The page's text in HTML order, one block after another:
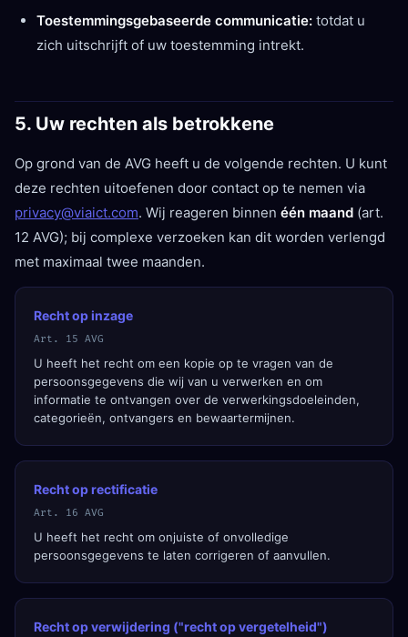
Toestemmingsgebaseerde communicatie: totdat u
zich uitschrijft of uw toestemming intrekt.
5. Uw rechten als betrokkene
Op grond van de AVG heeft u de volgende rechten. U kunt
deze rechten uitoefenen door contact op te nemen via
privacy@viaict.com. Wij reageren binnen één maand (art.
12 AVG); bij complexe verzoeken kan dit worden verlengd
met maximaal twee maanden.
Recht op inzage
Art. 15 AVG
U heeft het recht om een kopie op te vragen van de
persoonsgegevens die wij van u verwerken en om
informatie te ontvangen over de verwerkingsdoeleinden,
categorieën, ontvangers en bewaartermijnen.
Recht op rectificatie
Art. 16 AVG
U heeft het recht om onjuiste of onvolledige
persoonsgegevens te laten corrigeren of aanvullen.
Recht op verwijdering ("recht op vergetelheid")